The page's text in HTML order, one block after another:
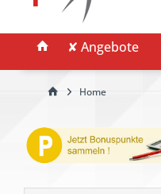
✘ Angebote
Home